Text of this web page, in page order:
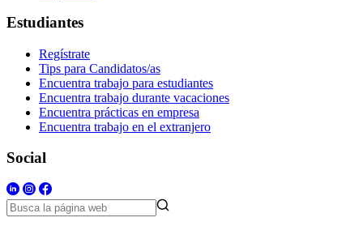
Estudiantes
Regístrate
Tips para Candidatos/as
Encuentra trabajo para estudiantes
Encuentra trabajo durante vacaciones
Encuentra prácticas en empresa
Encuentra trabajo en el extranjero
Social